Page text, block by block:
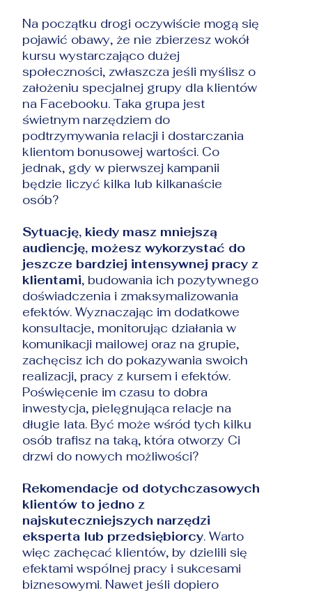
Na początku drogi oczywiście mogą się
pojawić obawy, że nie zbierzesz wokół
kursu wystarczająco dużej
społeczności, zwłaszcza jeśli myślisz o
założeniu specjalnej grupy dla klientów
na Facebooku. Taka grupa jest
świetnym narzędziem do
podtrzymywania relacji i dostarczania
klientom bonusowej wartości. Co
jednak, gdy w pierwszej kampanii
będzie liczyć kilka lub kilkanaście
osób?
Sytuację, kiedy masz mniejszą
audiencję, możesz wykorzystać do
jeszcze bardziej intensywnej pracy z
klientami, budowania ich pozytywnego
doświadczenia i zmaksymalizowania
efektów. Wyznaczając im dodatkowe
konsultacje, monitorując działania w
komunikacji mailowej oraz na grupie,
zachęcisz ich do pokazywania swoich
realizacji, pracy z kursem i efektów.
Poświęcenie im czasu to dobra
inwestycja, pielęgnująca relacje na
długie lata. Być może wśród tych kilku
osób trafisz na taką, która otworzy Ci
drzwi do nowych możliwości?
Rekomendacje od dotychczasowych
klientów to jedno z
najskuteczniejszych narzędzi
eksperta lub przedsiębiorcy. Warto
więc zachęcać klientów, by dzielili się
efektami wspólnej pracy i sukcesami
biznesowymi. Nawet jeśli dopiero